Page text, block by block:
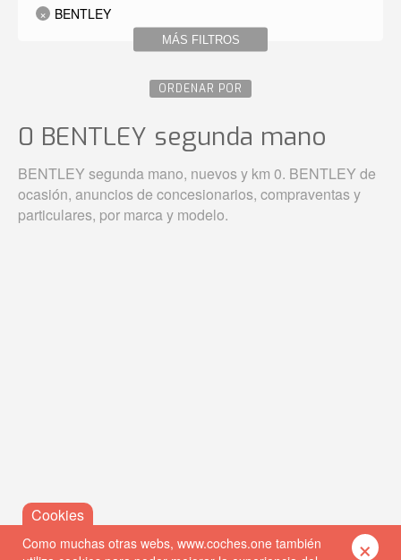
MÁS FILTROS
BENTLEY
ORDENAR POR
0 BENTLEY segunda mano
BENTLEY segunda mano, nuevos y km 0. BENTLEY de
ocasión, anuncios de concesionarios, compraventas y
particulares, por marca y modelo.
Como muchas otras webs, www.coches.one también
×